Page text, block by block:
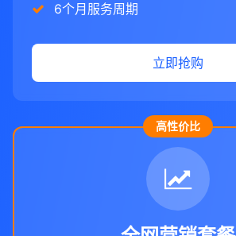
6个月服务周期
立即抢购
高性价比